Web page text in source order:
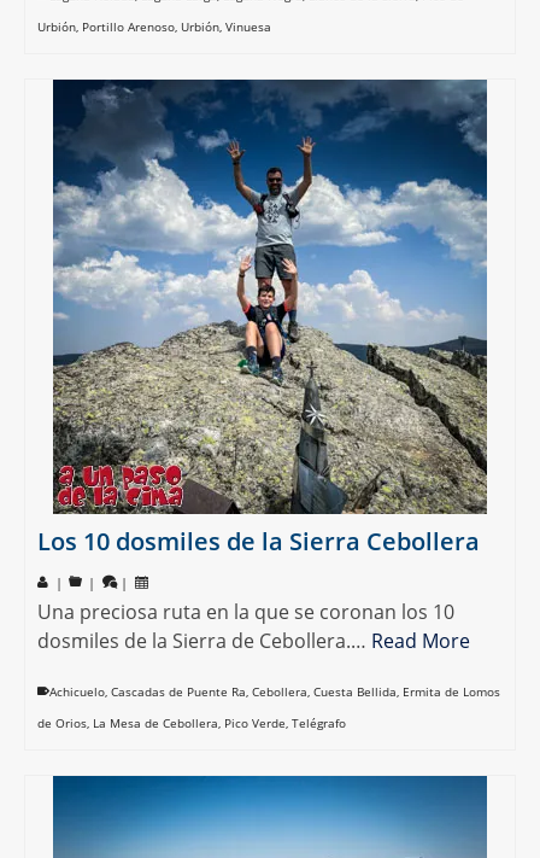
Urbión, Portillo Arenoso, Urbión, Vinuesa
Los 10 dosmiles de la Sierra Cebollera
| | |
Una preciosa ruta en la que se coronan los 10
dosmiles de la Sierra de Cebollera.… Read More
Achicuelo, Cascadas de Puente Ra, Cebollera, Cuesta Bellida, Ermita de Lomos
de Orios, La Mesa de Cebollera, Pico Verde, Telégrafo